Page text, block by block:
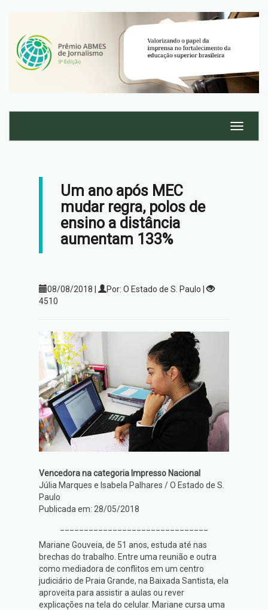
Um ano após MEC
mudar regra, polos de
ensino a distância
aumentam 133%
08/08/2018 |
Por: O Estado de S. Paulo |
4510
Vencedora na categoria Impresso Nacional
Júlia Marques e Isabela Palhares / O Estado de S.
Paulo
Publicada em: 28/05/2018
Mariane Gouveia, de 51 anos, estuda até nas
brechas do trabalho. Entre uma reunião e outra
como mediadora de conflitos em um centro
judiciário de Praia Grande, na Baixada Santista, ela
aproveita para assistir a aulas ou rever
explicações na tela do celular. Mariane cursa uma